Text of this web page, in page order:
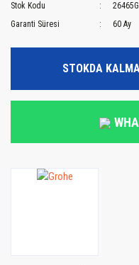
Stok Kodu
Garanti Süresi
60 Ay
STOKDA